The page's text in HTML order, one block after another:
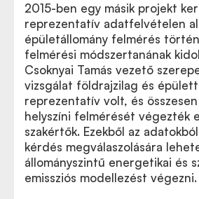
2015-ben egy másik projekt
reprezentatív adatfelvételen
épületállomány felmérés
felmérési módszertanának
Csoknyai Tamás vezető
vizsgálat földrajzilag és
reprezentatív volt, és
helyszíni felmérését végezték
szakértők. Ezekből az
kérdés megválaszolására
állományszintű energetikai és
emissziós modellezést végezni.